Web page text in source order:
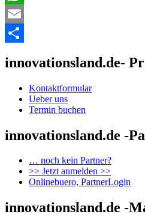
WhatsApp
Email
innovationsland.de-
Kontaktformular
Ueber uns
Termin buchen
innovationsland.de -
… noch kein Partner?
>> Jetzt anmelden >>
Onlinebuero, PartnerLogin
innovationsland.de -